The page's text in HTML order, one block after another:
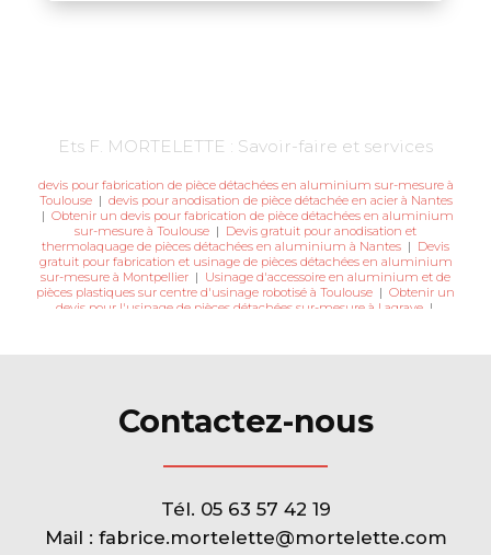
Ets F. MORTELETTE : Savoir-faire et services
devis pour fabrication de pièce détachées en aluminium sur-mesure à
Toulouse| devis pour anodisation de pièce détachée en acier à Nantes
| Obtenir un devis pour fabrication de pièce détachées en aluminium
sur-mesure à Toulouse | Devis gratuit pour anodisation et
thermolaquage de pièces détachées en aluminium à Nantes | Devis
gratuit pour fabrication et usinage de pièces détachées en aluminium
sur-mesure à Montpellier | Usinage d'accessoire en aluminium et de
pièces plastiques sur centre d'usinage robotisé à Toulouse | Obtenir un
devis pour l'usinage de pièces détachées sur-mesure à Lagrave|
Contactez-nous
Tél. 05 63 57 42 19
Mail : fabrice.mortelette@mortelette.com